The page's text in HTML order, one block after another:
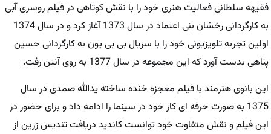
فقیهه سلطانی فعالیت هنری خود را با نقش کوتاهی در فیلم روسری آبی
به کارگردانی رخشان بنی اعتماد در سال 1373 آغاز کرد و در سال 1374
اولین تجربه تلویزیونی خود را با سریال بی بی یون به کارگردانی حسین
پناهی بدست آورد که این مجموعه در سال 1377 به روی آنتن رفت.
این بانوی هنرمند با فیلم معجزه خنده ساخته یدالله صمدی در سال
1375 به صورت حرفه ای کار خود در سینما را ادامه داد و برای حضور در
این فیلم و نقش متفاوت خود توانست کاندید دریافت تندیس زرین از